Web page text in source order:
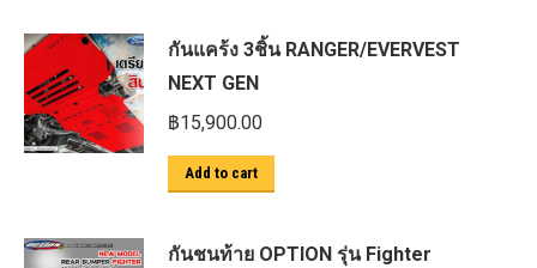
กันแคร้ง 3ชิ้น RANGER/EVERVEST
NEXT GEN
฿15,900.00
Add to cart
กันชนท้าย OPTION รุ่น Fighter